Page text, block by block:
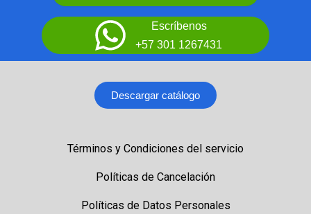
Escríbenos
+57 301 1267431
Descargar catálogo
Términos y Condiciones del servicio
Políticas de Cancelación
Políticas de Datos Personales